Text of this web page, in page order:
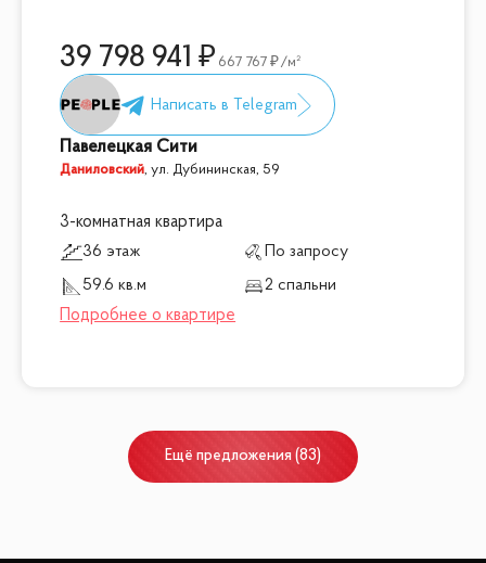
39 798 941 667 767 /м²
Павелецкая Сити
Даниловский,ул. Дубининская, 59
3-комнатная квартира
36 этаж
По запросу
59.6 кв.м
2 спальни
Ещё предложения (83)